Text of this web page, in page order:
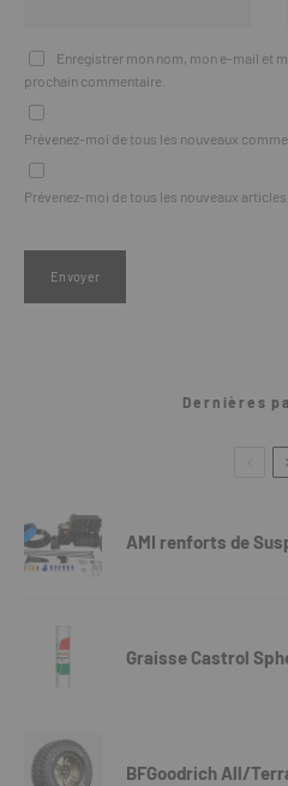
Enregistrer mon nom, mon e-mail et
prochain commentaire.
Prévenez-moi de tous les nouveaux
Prévenez-moi de tous les nouveaux articles
Dernières
AMI renforts de
Graisse Castrol
BFGoodrich All/